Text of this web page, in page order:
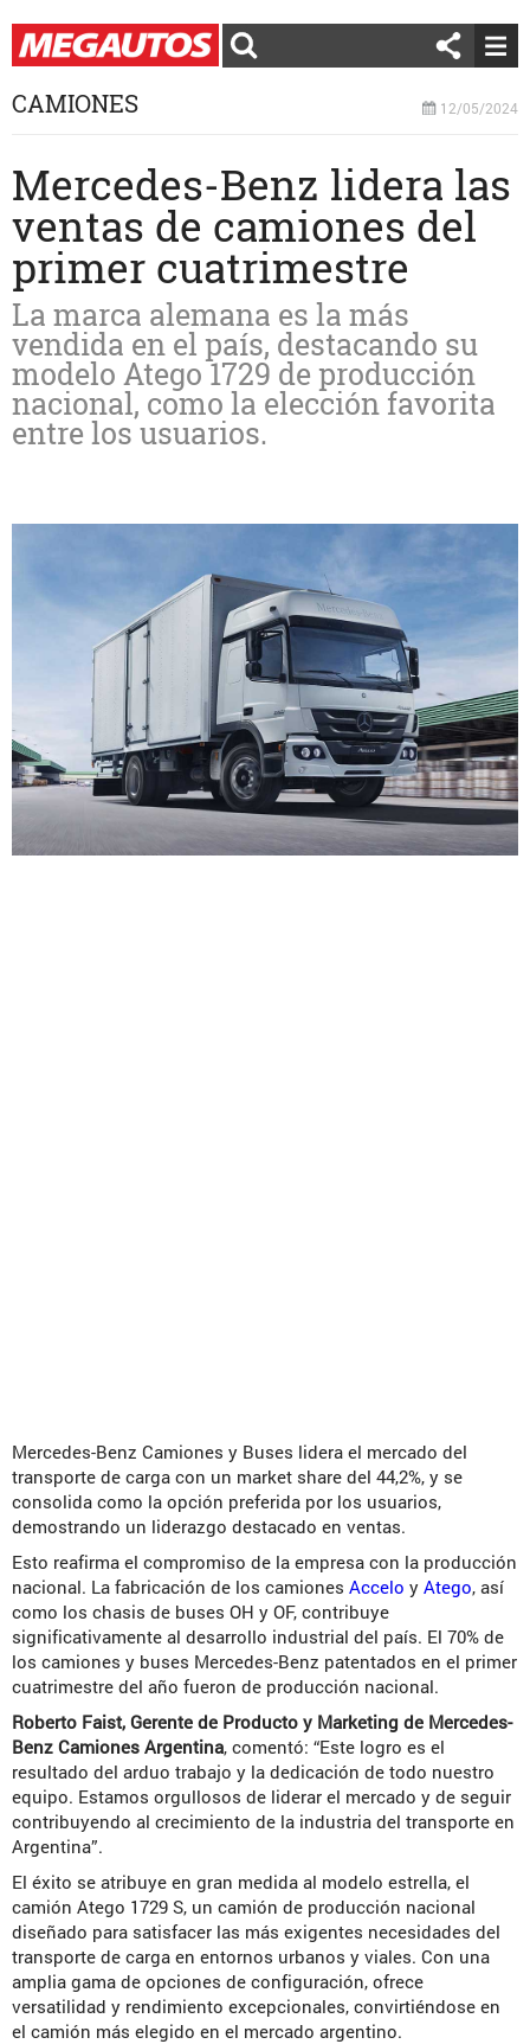
CAMIONES 12/05/2024
Mercedes-Benz lidera las
ventas de camiones del
primer cuatrimestre
La marca alemana es la más
vendida en el país, destacando su
modelo Atego 1729 de producción
nacional, como la elección favorita
entre los usuarios.
Mercedes-Benz Camiones y Buses lidera el mercado del
transporte de carga con un market share del 44,2%, y se
consolida como la opción preferida por los usuarios,
demostrando un liderazgo destacado en ventas.
Esto reafirma el compromiso de la empresa con la producción
nacional. La fabricación de los camiones Accelo y Atego, así
como los chasis de buses OH y OF, contribuye
significativamente al desarrollo industrial del país. El 70% de
los camiones y buses Mercedes-Benz patentados en el primer
cuatrimestre del año fueron de producción nacional.
Roberto Faist, Gerente de Producto y Marketing de Mercedes-
Benz Camiones Argentina, comentó: “Este logro es el
resultado del arduo trabajo y la dedicación de todo nuestro
equipo. Estamos orgullosos de liderar el mercado y de seguir
contribuyendo al crecimiento de la industria del transporte en
Argentina”.
El éxito se atribuye en gran medida al modelo estrella, el
camión Atego 1729 S, un camión de producción nacional
diseñado para satisfacer las más exigentes necesidades del
transporte de carga en entornos urbanos y viales. Con una
amplia gama de opciones de configuración, ofrece
versatilidad y rendimiento excepcionales, convirtiéndose en
el camión más elegido en el mercado argentino.